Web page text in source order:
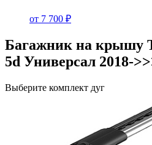
от 7 700 ₽
Багажник на крышу
5d Универсал 2018-
Выберите комплект дуг